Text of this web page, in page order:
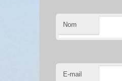
Nom
E-mail